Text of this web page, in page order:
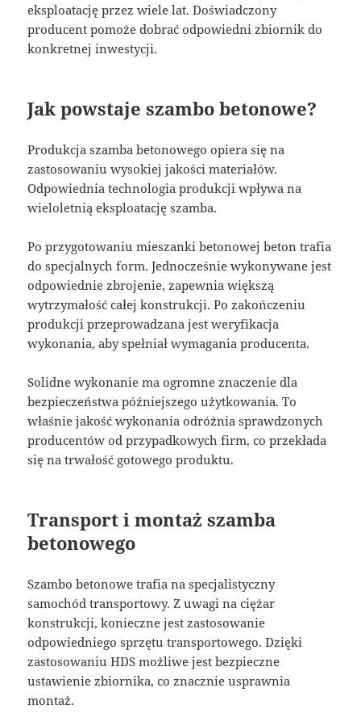
eksploatację przez wiele lat. Doświadczony
producent pomoże dobrać odpowiedni zbiornik do
konkretnej inwestycji.
Jak powstaje szambo betonowe?
Produkcja szamba betonowego opiera się na
zastosowaniu wysokiej jakości materiałów.
Odpowiednia technologia produkcji wpływa na
wieloletnią eksploatację szamba.
Po przygotowaniu mieszanki betonowej beton trafia
do specjalnych form. Jednocześnie wykonywane jest
odpowiednie zbrojenie, zapewnia większą
wytrzymałość całej konstrukcji. Po zakończeniu
produkcji przeprowadzana jest weryfikacja
wykonania, aby spełniał wymagania producenta.
Solidne wykonanie ma ogromne znaczenie dla
bezpieczeństwa późniejszego użytkowania. To
właśnie jakość wykonania odróżnia sprawdzonych
producentów od przypadkowych firm, co przekłada
się na trwałość gotowego produktu.
Transport i montaż szamba
betonowego
Szambo betonowe trafia na specjalistyczny
samochód transportowy. Z uwagi na ciężar
konstrukcji, konieczne jest zastosowanie
odpowiedniego sprzętu transportowego. Dzięki
zastosowaniu HDS możliwe jest bezpieczne
ustawienie zbiornika, co znacznie usprawnia
montaż.